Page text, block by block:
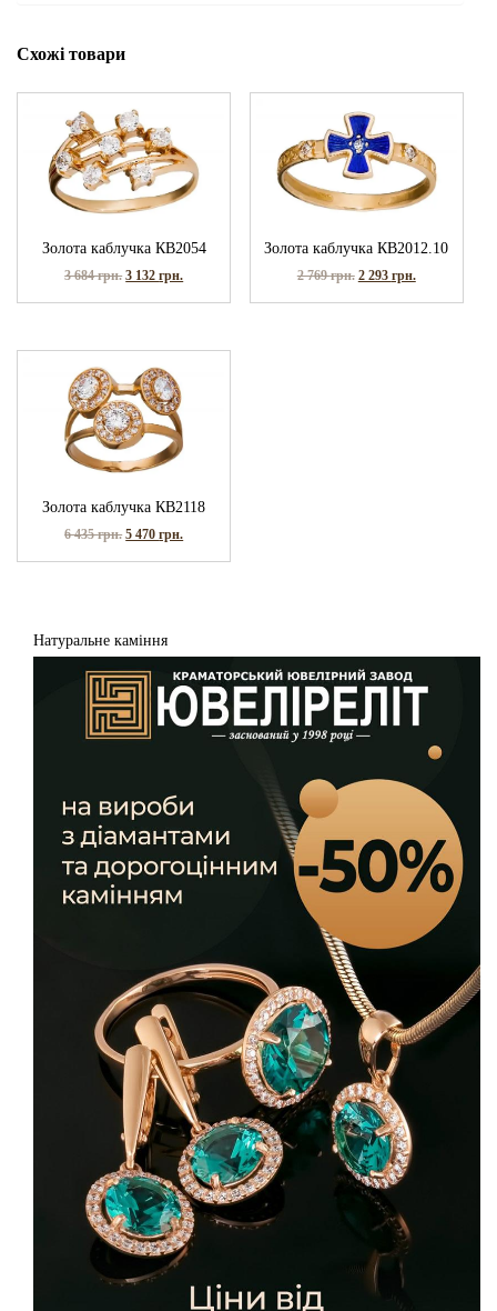
Схожі товари
Золота каблучка КВ2054
3 684грн. 3 132грн.
Золота каблучка КВ2012.10
2 769грн. 2 293 грн.
Золота каблучка КВ2118
6 435грн. 5 470грн.
Натуральне каміння